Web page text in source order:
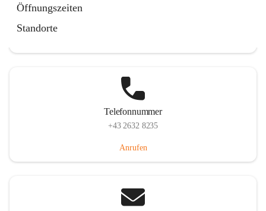
Öffnungszeiten
Standorte
Telefonnummer
+43 2632 8235
Anrufen